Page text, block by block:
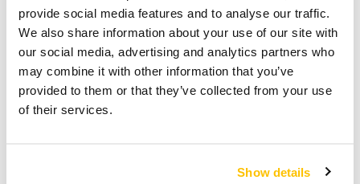
provide social media features and to analyse our traffic.
We also share information about your use of our site with
our social media, advertising and analytics partners who
may combine it with other information that you’ve
provided to them or that they’ve collected from your use
of their services.
Show details
yeni kenarlar oluşturur ve Galaxy'nin uçtan uca kesmeye
devam etmesini mümkün kılar. Kendiliğinden bilenen
seramik tanecikler, uzun ömür, hızlı kesim ve kolay polisajın
başarılı bir kombinasyonunu sağlar. Mirka Galaxy özünde,
hem yumuşak hem de sert malzemelerin yanı sıra çeşitli
yüzeylerin zımparalanması için uygun, çok amaçlı bir
Galaxy, otomotiv sektöründe, araç üretiminde, çarpışma